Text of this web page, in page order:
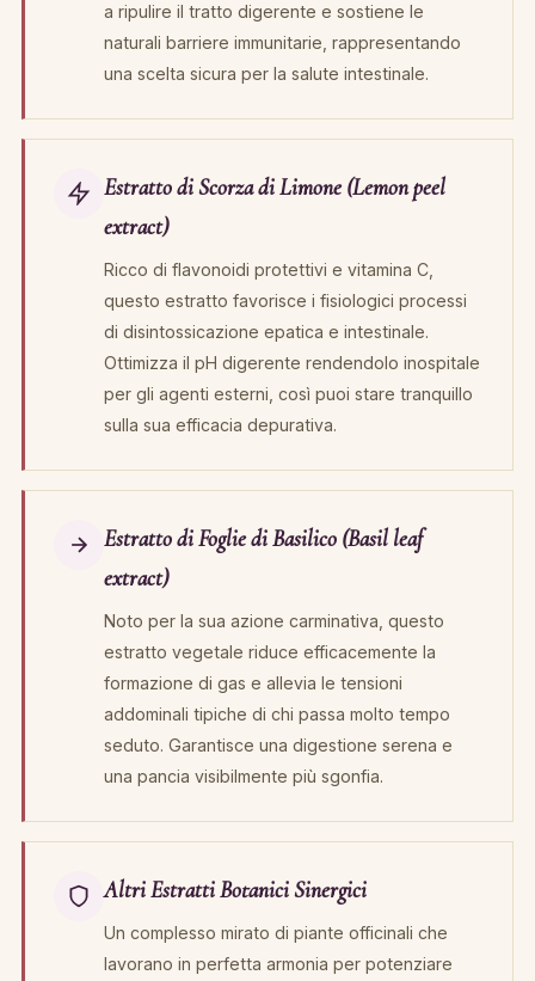
a ripulire il tratto digerente e sostiene le
naturali barriere immunitarie, rappresentando
una scelta sicura per la salute intestinale.
Estratto di Scorza di Limone (Lemon peel
extract)
Ricco di flavonoidi protettivi e vitamina C,
questo estratto favorisce i fisiologici processi
di disintossicazione epatica e intestinale.
Ottimizza il pH digerente rendendolo inospitale
per gli agenti esterni, così puoi stare tranquillo
sulla sua efficacia depurativa.
Estratto di Foglie di Basilico (Basil leaf
extract)
Noto per la sua azione carminativa, questo
estratto vegetale riduce efficacemente la
formazione di gas e allevia le tensioni
addominali tipiche di chi passa molto tempo
seduto. Garantisce una digestione serena e
una pancia visibilmente più sgonfia.
Altri Estratti Botanici Sinergici
Un complesso mirato di piante officinali che
lavorano in perfetta armonia per potenziare